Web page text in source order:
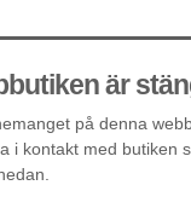
är
på denna
i kontakt med butiken